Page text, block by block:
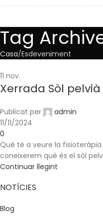
Tag
Casa Esdeveniment
11 nov.
Xerrada Sòl
Publicat per
admin
11/11/2024
0
Què té a veure la
coneixerem què és el sòl
Continuar llegint
NOTÍCIES
Blog